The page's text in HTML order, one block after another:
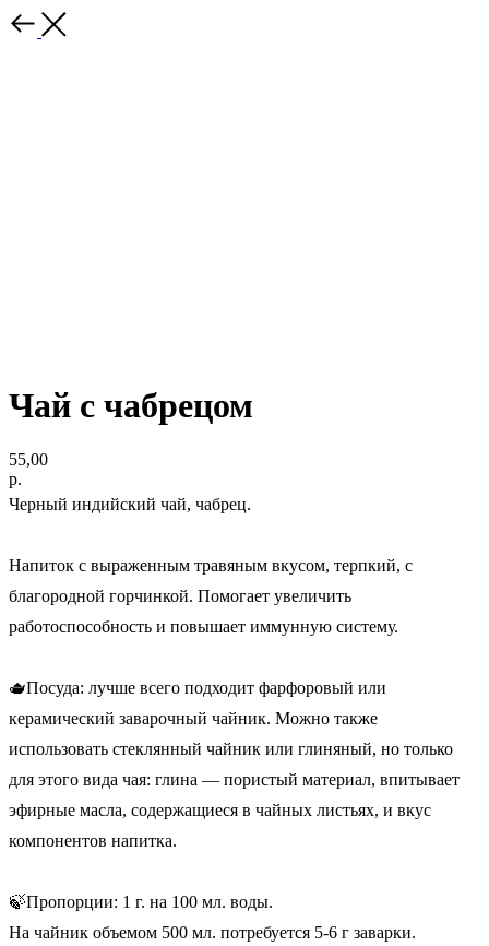
Чай с чабрецом
55,00
р.
Черный индийский чай, чабрец.
Напиток с выраженным травяным вкусом, терпкий, с
благородной горчинкой. Помогает увеличить
работоспособность и повышает иммунную систему.
🫖Посуда: лучше всего подходит фарфоровый или
керамический заварочный чайник. Можно также
использовать стеклянный чайник или глиняный, но только
для этого вида чая: глина — пористый материал, впитывает
эфирные масла, содержащиеся в чайных листьях, и вкус
компонентов напитка.
🍃Пропорции: 1 г. на 100 мл. воды.
На чайник объемом 500 мл. потребуется 5-6 г заварки.